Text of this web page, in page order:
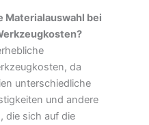
Materialauswahl bei
da
unterschiedliche
und andere
die sich auf die